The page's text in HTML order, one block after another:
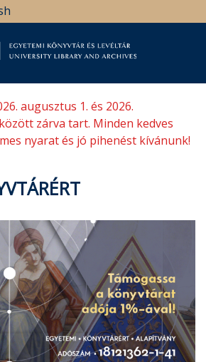
augusztus 1. és 2026.
zárva tart. Minden kedves
nyarat és jó pihenést kívánunk!